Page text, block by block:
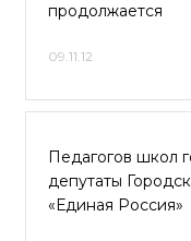
продолжается
09.11.12
Педагогов школ
депутаты
«Единая Россия»